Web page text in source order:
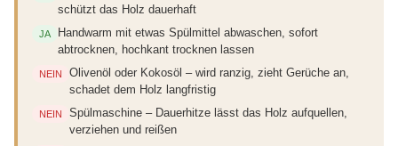
schützt das Holz dauerhaft
JA
Handwarm mit etwas Spülmittel abwaschen, sofort
abtrocknen, hochkant trocknen lassen
NEIN
Olivenöl oder Kokosöl – wird ranzig, zieht Gerüche an,
schadet dem Holz langfristig
NEIN
Spülmaschine – Dauerhitze lässt das Holz aufquellen,
verziehen und reißen